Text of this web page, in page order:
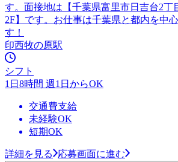
す。面接地は【千葉県富里市日吉台2丁
2F】です。お仕事は千葉県と都内を中
す！
印西牧の原駅
シフト
1日8時間 週1日からOK
交通費支給
未経験OK
短期OK
詳細を見る 応募画面に進む